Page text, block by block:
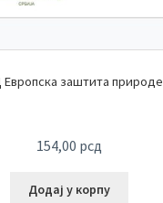
заштита природе
154,00 рсд
Додај у корпу